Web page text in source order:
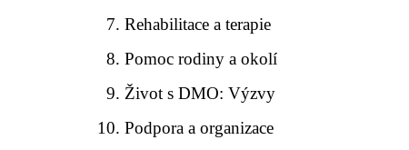
Rehabilitace a terapie
Pomoc rodiny a okolí
Život s DMO: Výzvy
Podpora a organizace